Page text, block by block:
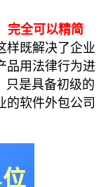
完全可以精简
样既解决了企业
品用法律行为进
只是具备初级的
的软件外包公司